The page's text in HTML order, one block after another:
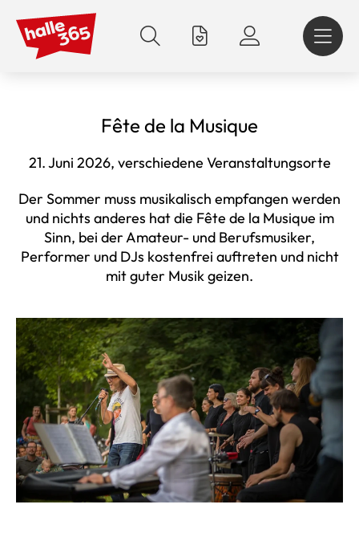
zum
Inhalt
Fête de la Musique
21. Juni 2026, verschiedene Veranstaltungsorte
Der Sommer muss musikalisch empfangen werden
und nichts anderes hat die Fête de la Musique im
Sinn, bei der Amateur- und Berufsmusiker,
Performer und DJs kostenfrei auftreten und nicht
mit guter Musik geizen.